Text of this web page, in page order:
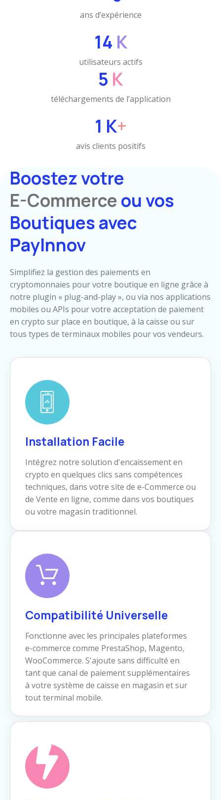
ans d’expérience
14 K
utilisateurs actifs
5 K
téléchargements de l’application
1 K+
avis clients positifs
Boostez votre
E-Commerceou vos
Boutiques avec
PayInnov
Simplifiez la gestion des paiements en
cryptomonnaies pour votre boutique en ligne grâce à
notre plugin « plug-and-play », ou via nos applications
mobiles ou APIs pour votre acceptation de paiement
en crypto sur place en boutique, à la caisse ou sur
tous types de terminaux mobiles pour vos vendeurs.
Installation Facile
Intégrez notre solution d'encaissement en
crypto en quelques clics sans compétences
techniques, dans votre site de e-Commerce ou
de Vente en ligne, comme dans vos boutiques
ou votre magasin traditionnel.
Compatibilité Universelle
Fonctionne avec les principales plateformes
e-commerce comme PrestaShop, Magento,
WooCommerce. S'ajoute sans difficulté en
tant que canal de paiement supplémentaires
à votre système de caisse en magasin et sur
tout terminal mobile.